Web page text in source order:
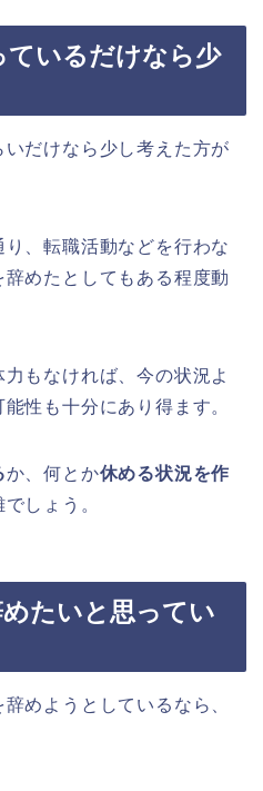
いるだけなら少
だけなら少し考えた方が
、転職活動などを行わな
めたとしてもある程度動
もなければ、今の状況よ
性も十分にあり得ます。
か、何とか休める状況を作
しょう。
たいと思ってい
めようとしているなら、